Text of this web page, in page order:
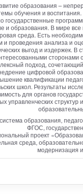
образования –
обучения и
государственные
и образования. В мире
среда. Есть
и проведения анализа и
выгод и издержек. В
сторонами
подход,
цифровой
квалификации
школ. Результаты
для органов
управленческих структур
система образования,
ФГОС,
проект
среда,
модернизация